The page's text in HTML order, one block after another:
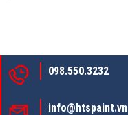
098.550.3232
info@htspaint.vn